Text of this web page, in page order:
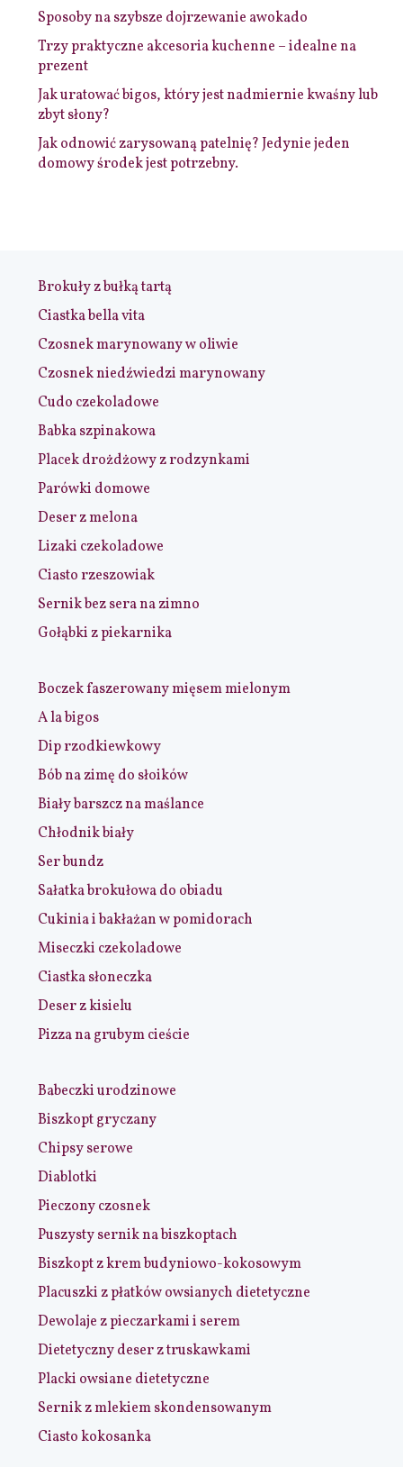
Sposoby na szybsze dojrzewanie awokado
Trzy praktyczne akcesoria kuchenne – idealne na
prezent
Jak uratować bigos, który jest nadmiernie kwaśny lub
zbyt słony?
Jak odnowić zarysowaną patelnię? Jedynie jeden
domowy środek jest potrzebny.
Brokuły z bułką tartą
Ciastka bella vita
Czosnek marynowany w oliwie
Czosnek niedźwiedzi marynowany
Cudo czekoladowe
Babka szpinakowa
Placek drożdżowy z rodzynkami
Parówki domowe
Deser z melona
Lizaki czekoladowe
Ciasto rzeszowiak
Sernik bez sera na zimno
Gołąbki z piekarnika
Boczek faszerowany mięsem mielonym
A la bigos
Dip rzodkiewkowy
Bób na zimę do słoików
Biały barszcz na maślance
Chłodnik biały
Ser bundz
Sałatka brokułowa do obiadu
Cukinia i bakłażan w pomidorach
Miseczki czekoladowe
Ciastka słoneczka
Deser z kisielu
Pizza na grubym cieście
Babeczki urodzinowe
Biszkopt gryczany
Chipsy serowe
Diablotki
Pieczony czosnek
Puszysty sernik na biszkoptach
Biszkopt z krem budyniowo-kokosowym
Placuszki z płatków owsianych dietetyczne
Dewolaje z pieczarkami i serem
Dietetyczny deser z truskawkami
Placki owsiane dietetyczne
Sernik z mlekiem skondensowanym
Ciasto kokosanka